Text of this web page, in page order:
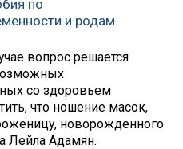
по
и родам
вопрос решается
со здоровьем
что ношение масок,
новорожденного
Лейла Адамян.